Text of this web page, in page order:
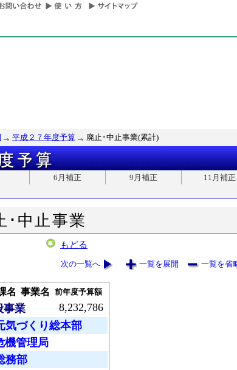
平成２７年度予算 廃止･中止事業(累計)
6月補正 9月補正 11月補正
･中止事業
もどる
次の一覧へ 一覧を展開 一覧を省
名 事業名 前年度予算額
事業
8,232,786
気づくり総本部
機管理局
務部